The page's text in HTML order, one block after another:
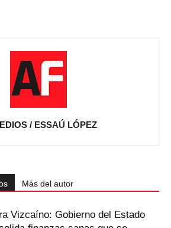
/ ESSAÚ LÓPEZ
Más del autor
Vizcaíno: Gobierno del Estado